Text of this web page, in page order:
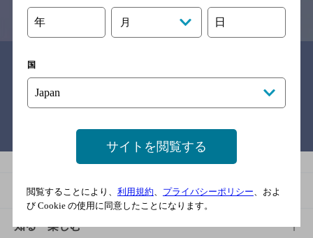
バー検索サイト［BAR-NAVI］
商品
商品TOP
知る・楽しむ
年 月 日
国
サイトを閲覧する
閲覧することにより、 利用規約 プライバシーポリシー 、およ
び Cookie の使用に同意したことになります。